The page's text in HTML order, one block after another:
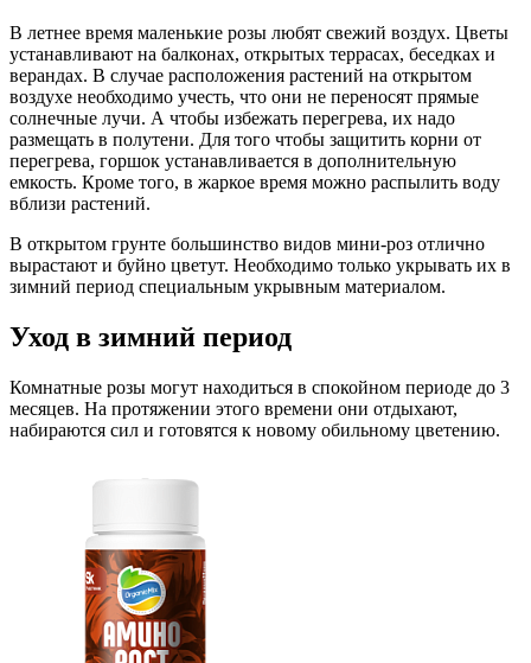
В летнее время маленькие розы любят свежий воздух. Цветы
устанавливают на балконах, открытых террасах, беседках и
верандах. В случае расположения растений на открытом
воздухе необходимо учесть, что они не переносят прямые
солнечные лучи. А чтобы избежать перегрева, их надо
размещать в полутени. Для того чтобы защитить корни от
перегрева, горшок устанавливается в дополнительную
емкость. Кроме того, в жаркое время можно распылить воду
вблизи растений.
В открытом грунте большинство видов мини-роз отлично
вырастают и буйно цветут. Необходимо только укрывать их в
зимний период специальным укрывным материалом.
Уход в зимний период
Комнатные розы могут находиться в спокойном периоде до 3
месяцев. На протяжении этого времени они отдыхают,
набираются сил и готовятся к новому обильному цветению.